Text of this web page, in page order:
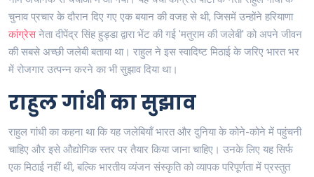
चुनाव प्रचार के दौरान दिए गए एक बयान की वजह से थी, जिसमें उन्होंने हरियाणा
कांग्रेसनेता दीपेंद्र सिंह हुड्डा द्वारा भेंट की गई 'मतुराम की जलेबी' को अपने जीवन
की सबसे अच्छी जलेबी बताया था। राहुल ने इस स्वादिष्ट मिठाई के जरिए भारत भर
में रोजगार उत्पन्न करने का भी सुझाव दिया था।
राहुल गांधी का सुझाव
राहुल गांधी का कहना था कि यह जलेबियाँ भारत और दुनिया के कोने-कोने में पहुंचनी
चाहिए और इसे औद्योगिक स्तर पर तैयार किया जाना चाहिए। उनके लिए यह सिर्फ
एक मिठाई नहीं थी, बल्कि भारतीय व्यंजन संस्कृति को व्यापक परिपूर्णता में प्रस्तुत